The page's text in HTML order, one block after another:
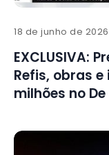
18 de junho de 2026
EXCLUSIVA:
Refis, obras
milhões no